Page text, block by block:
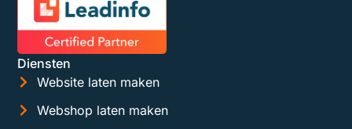
Diensten
Website laten maken
Webshop laten maken